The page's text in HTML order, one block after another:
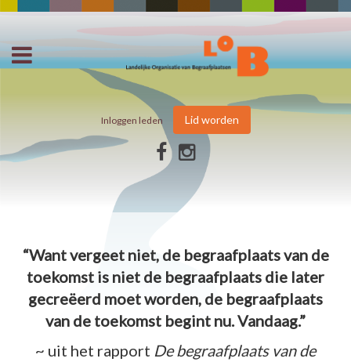
Inloggen leden Lid worden
“Want vergeet niet, de begraafplaats van de
toekomst is niet de begraafplaats die later
gecreëerd moet worden, de begraafplaats
van de toekomst begint nu. Vandaag.”
~ uit het rapport De begraafplaats van de